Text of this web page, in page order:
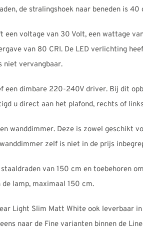
de stralingshoek naar beneden is 40
een voltage van 30 Volt, een wattage
van 80 CRI. De LED verlichting
niet vervangbaar.
een dimbare 220-240V driver. Bij dit
u direct aan het plafond, rechts of
wanddimmer. Deze is zowel geschikt
zelf is niet in de prijs
van 150 cm en toebehoren
lamp, maximaal 150 cm.
Light Slim Matt White ook leverbaar
naar de Fine varianten binnen de